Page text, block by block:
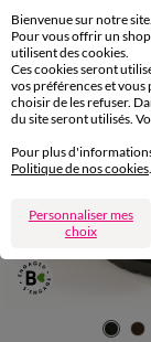
38 39
Bienvenue sur notre site.
Pour vous offrir un
utilisent des cookies.
Ces cookies seront
vos préférences et vous
choisir de les refuser.
du site seront utilisés.
Pour plus
Politique de nos cookies
Personnaliser mes
choix